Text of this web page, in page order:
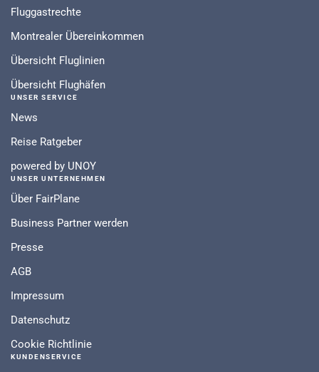
Fluggastrechte
Montrealer Übereinkommen
Übersicht Fluglinien
Übersicht Flughäfen
UNSER SERVICE
News
Reise Ratgeber
powered by UNOY
UNSER UNTERNEHMEN
Über FairPlane
Business Partner werden
Presse
AGB
Impressum
Datenschutz
Cookie Richtlinie
KUNDENSERVICE